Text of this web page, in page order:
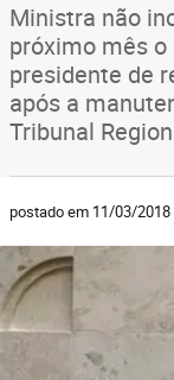
Ministra não
próximo mês o
presidente de
após a
Tribunal
postado em 11/03/